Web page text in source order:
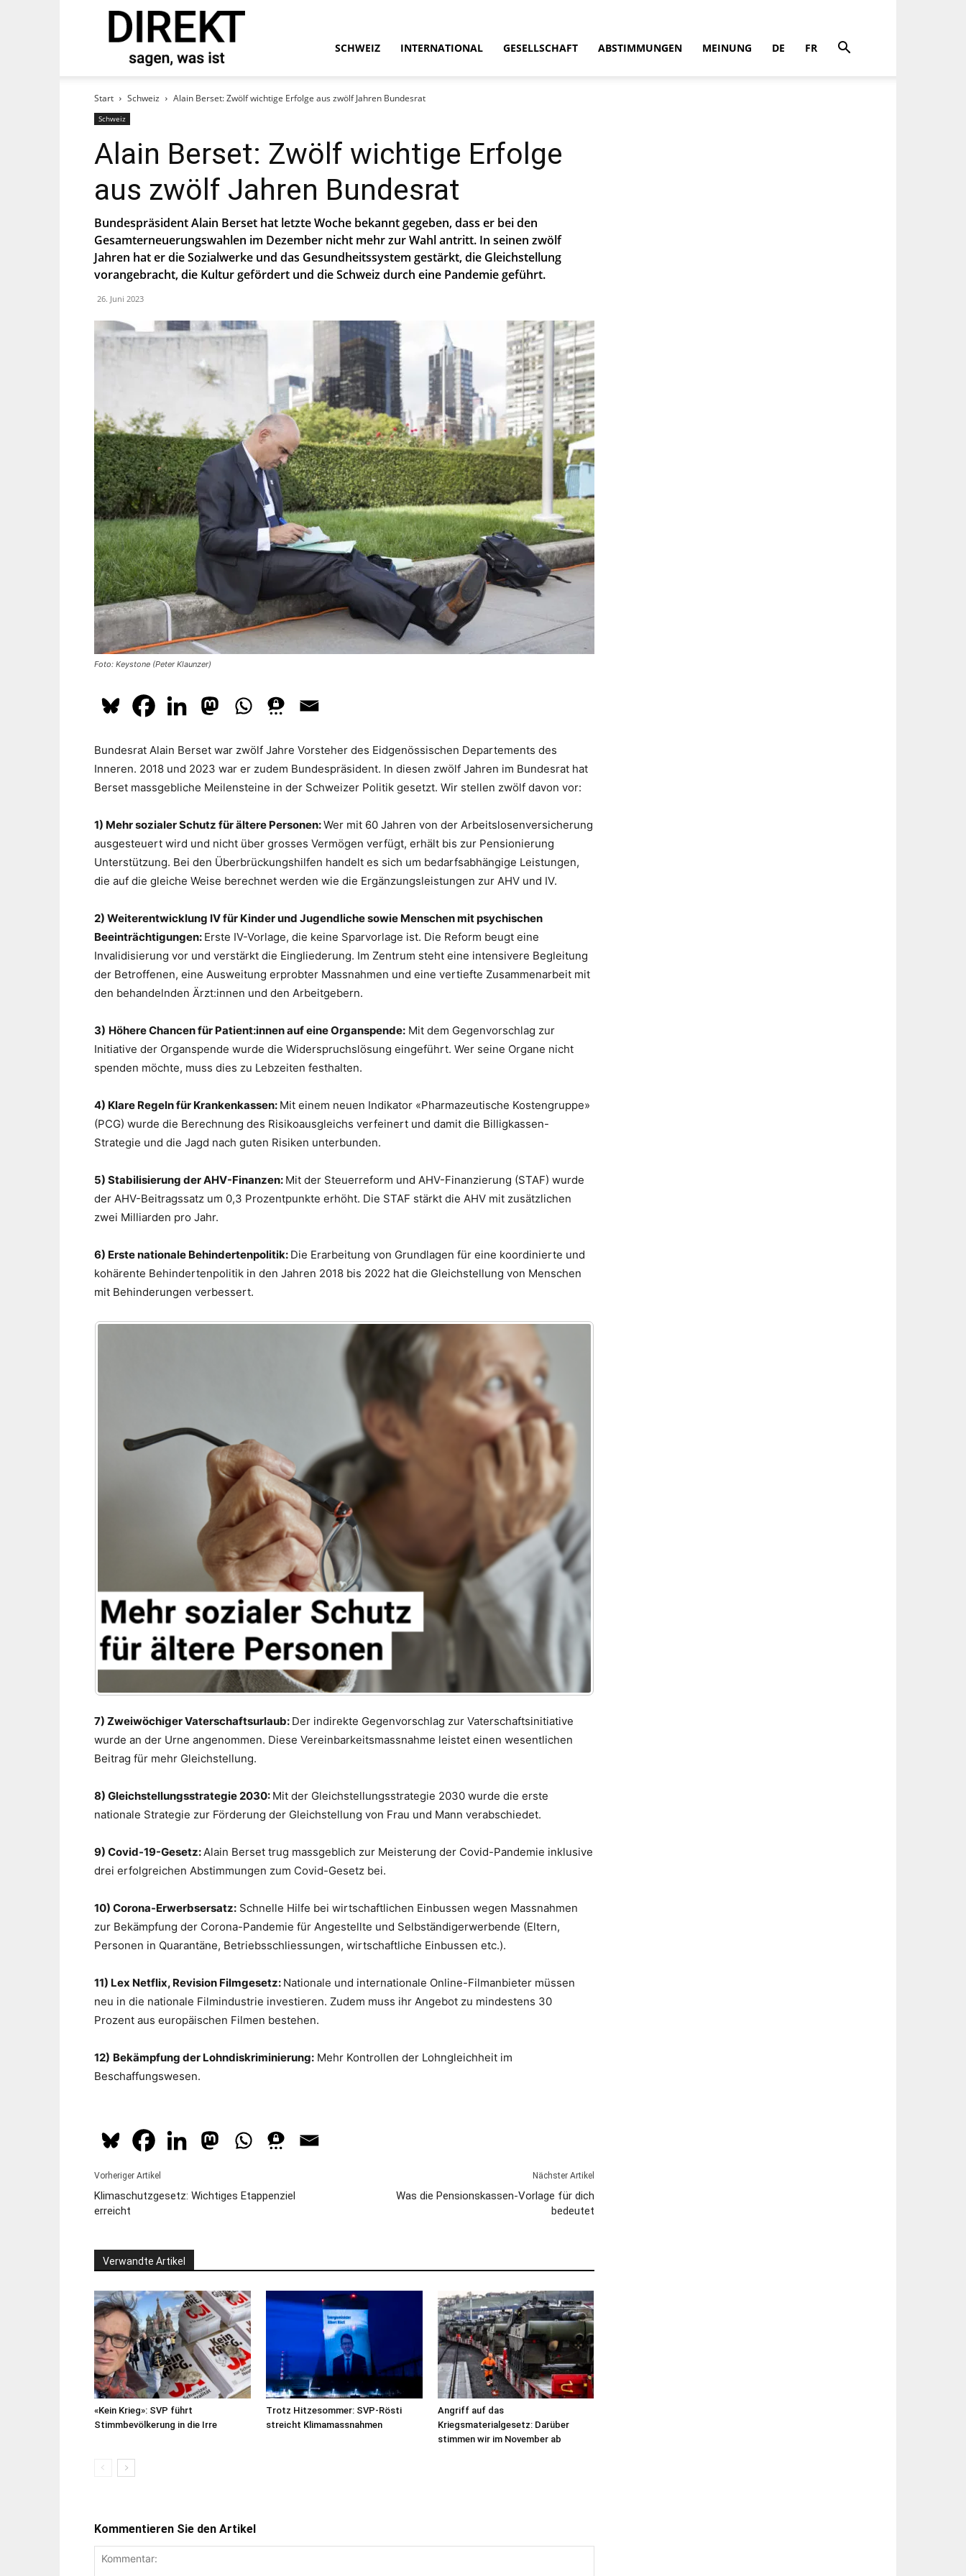
SCHWEIZ INTERNATIONAL GESELLSCHAFT ABSTIMMUNGEN MEINUNG DE FR
Start Schweiz Alain Berset: Zwölf wichtige Erfolge aus zwölf Jahren Bundesrat
Schweiz
Alain Berset: Zwölf wichtige Erfolge
aus zwölf Jahren Bundesrat
Bundespräsident Alain Berset hat letzte Woche bekannt gegeben, dass er bei den
Gesamterneuerungswahlen im Dezember nicht mehr zur Wahl antritt. In seinen zwölf
Jahren hat er die Sozialwerke und das Gesundheitssystem gestärkt, die Gleichstellung
vorangebracht, die Kultur gefördert und die Schweiz durch eine Pandemie geführt.
26. Juni 2023
Foto: Keystone (Peter Klaunzer)
Bundesrat Alain Berset war zwölf Jahre Vorsteher des Eidgenössischen Departements des
Inneren. 2018 und 2023 war er zudem Bundespräsident. In diesen zwölf Jahren im Bundesrat hat
Berset massgebliche Meilensteine in der Schweizer Politik gesetzt. Wir stellen zwölf davon vor:
1) Mehr sozialer Schutz für ältere Personen:Wer mit 60 Jahren von der Arbeitslosenversicherung
ausgesteuert wird und nicht über grosses Vermögen verfügt, erhält bis zur Pensionierung
Unterstützung. Bei den Überbrückungshilfen handelt es sich um bedarfsabhängige Leistungen,
die auf die gleiche Weise berechnet werden wie die Ergänzungsleistungen zur AHV und IV.
2) Weiterentwicklung IV für Kinder und Jugendliche sowie Menschen mit psychischen
Beeinträchtigungen: Erste IV-Vorlage, die keine Sparvorlage ist. Die Reform beugt eine
Invalidisierung vor und verstärkt die Eingliederung. Im Zentrum steht eine intensivere Begleitung
der Betroffenen, eine Ausweitung erprobter Massnahmen und eine vertiefte Zusammenarbeit mit
den behandelnden Ärzt:innen und den Arbeitgebern.
3) Höhere Chancen für Patient:innen auf eine Organspende:Mit dem Gegenvorschlag zur
Initiative der Organspende wurde die Widerspruchslösung eingeführt. Wer seine Organe nicht
spenden möchte, muss dies zu Lebzeiten festhalten.
4) Klare Regeln für Krankenkassen: Mit einem neuen Indikator «Pharmazeutische Kostengruppe»
(PCG) wurde die Berechnung des Risikoausgleichs verfeinert und damit die Billigkassen-
Strategie und die Jagd nach guten Risiken unterbunden.
5) Stabilisierung der AHV-Finanzen: Mit der Steuerreform und AHV-Finanzierung (STAF) wurde
der AHV-Beitragssatz um 0,3 Prozentpunkte erhöht. Die STAF stärkt die AHV mit zusätzlichen
zwei Milliarden pro Jahr.
6) Erste nationale Behindertenpolitik: Die Erarbeitung von Grundlagen für eine koordinierte und
kohärente Behindertenpolitik in den Jahren 2018 bis 2022 hat die Gleichstellung von Menschen
mit Behinderungen verbessert.
7) Zweiwöchiger Vaterschaftsurlaub: Der indirekte Gegenvorschlag zur Vaterschaftsinitiative
wurde an der Urne angenommen. Diese Vereinbarkeitsmassnahme leistet einen wesentlichen
Beitrag für mehr Gleichstellung.
8) Gleichstellungsstrategie 2030: Mit der Gleichstellungsstrategie 2030 wurde die erste
nationale Strategie zur Förderung der Gleichstellung von Frau und Mann verabschiedet.
9) Covid-19-Gesetz:Alain Berset trug massgeblich zur Meisterung der Covid-Pandemie inklusive
drei erfolgreichen Abstimmungen zum Covid-Gesetz bei.
10) Corona-Erwerbsersatz:Schnelle Hilfe bei wirtschaftlichen Einbussen wegen Massnahmen
zur Bekämpfung der Corona-Pandemie für Angestellte und Selbständigerwerbende (Eltern,
Personen in Quarantäne, Betriebsschliessungen, wirtschaftliche Einbussen etc.).
11) Lex Netflix, Revision Filmgesetz: Nationale und internationale Online-Filmanbieter müssen
neu in die nationale Filmindustrie investieren. Zudem muss ihr Angebot zu mindestens 30
Prozent aus europäischen Filmen bestehen.
12) Bekämpfung der Lohndiskriminierung:Mehr Kontrollen der Lohngleichheit im
Beschaffungswesen.
Vorheriger Artikel
Klimaschutzgesetz: Wichtiges Etappenziel
erreicht
Nächster Artikel
Was die Pensionskassen-Vorlage für dich
bedeutet
Verwandte Artikel
«Kein Krieg»: SVP führt
Stimmbevölkerung in die Irre
Trotz Hitzesommer: SVP-Rösti
streicht Klimamassnahmen
Angriff auf das
Kriegsmaterialgesetz: Darüber
stimmen wir im November ab
Kommentieren Sie den Artikel
und abonnieren Sie
stimmst Du zu, dass die SP Dich auf